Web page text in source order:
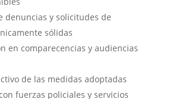
denuncias y solicitudes de
sólidas
en comparecencias y audiencias
de las medidas adoptadas
fuerzas policiales y servicios